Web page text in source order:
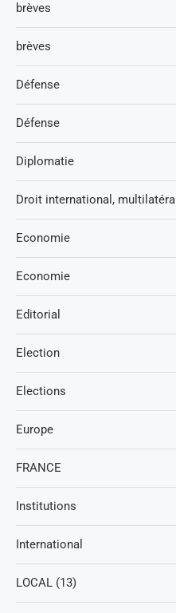
brèves
brèves
Défense
Défense
Diplomatie
Droit international, multilatéral
Economie
Economie
Editorial
Election
Elections
Europe
FRANCE
Institutions
International
LOCAL (13)